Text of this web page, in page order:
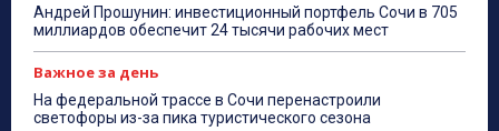
Андрей Прошунин: инвестиционный портфель Сочи в 705
миллиардов обеспечит 24 тысячи рабочих мест
Важное за день
На федеральной трассе в Сочи перенастроили
светофоры из-за пика туристического сезона